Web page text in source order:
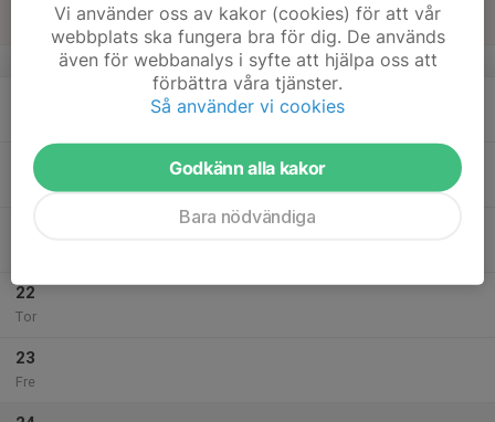
v.34
20
22
Tor
23
Fre
Vi använder oss av kakor (cookies) för att vår
webbplats ska fungera bra för dig. De används
även för webbanalys i syfte att hjälpa oss att
förbättra våra tjänster.
Så använder vi cookies
Godkänn alla kakor
Bara nödvändiga